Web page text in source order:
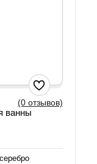
(0 отзывов)
ванны